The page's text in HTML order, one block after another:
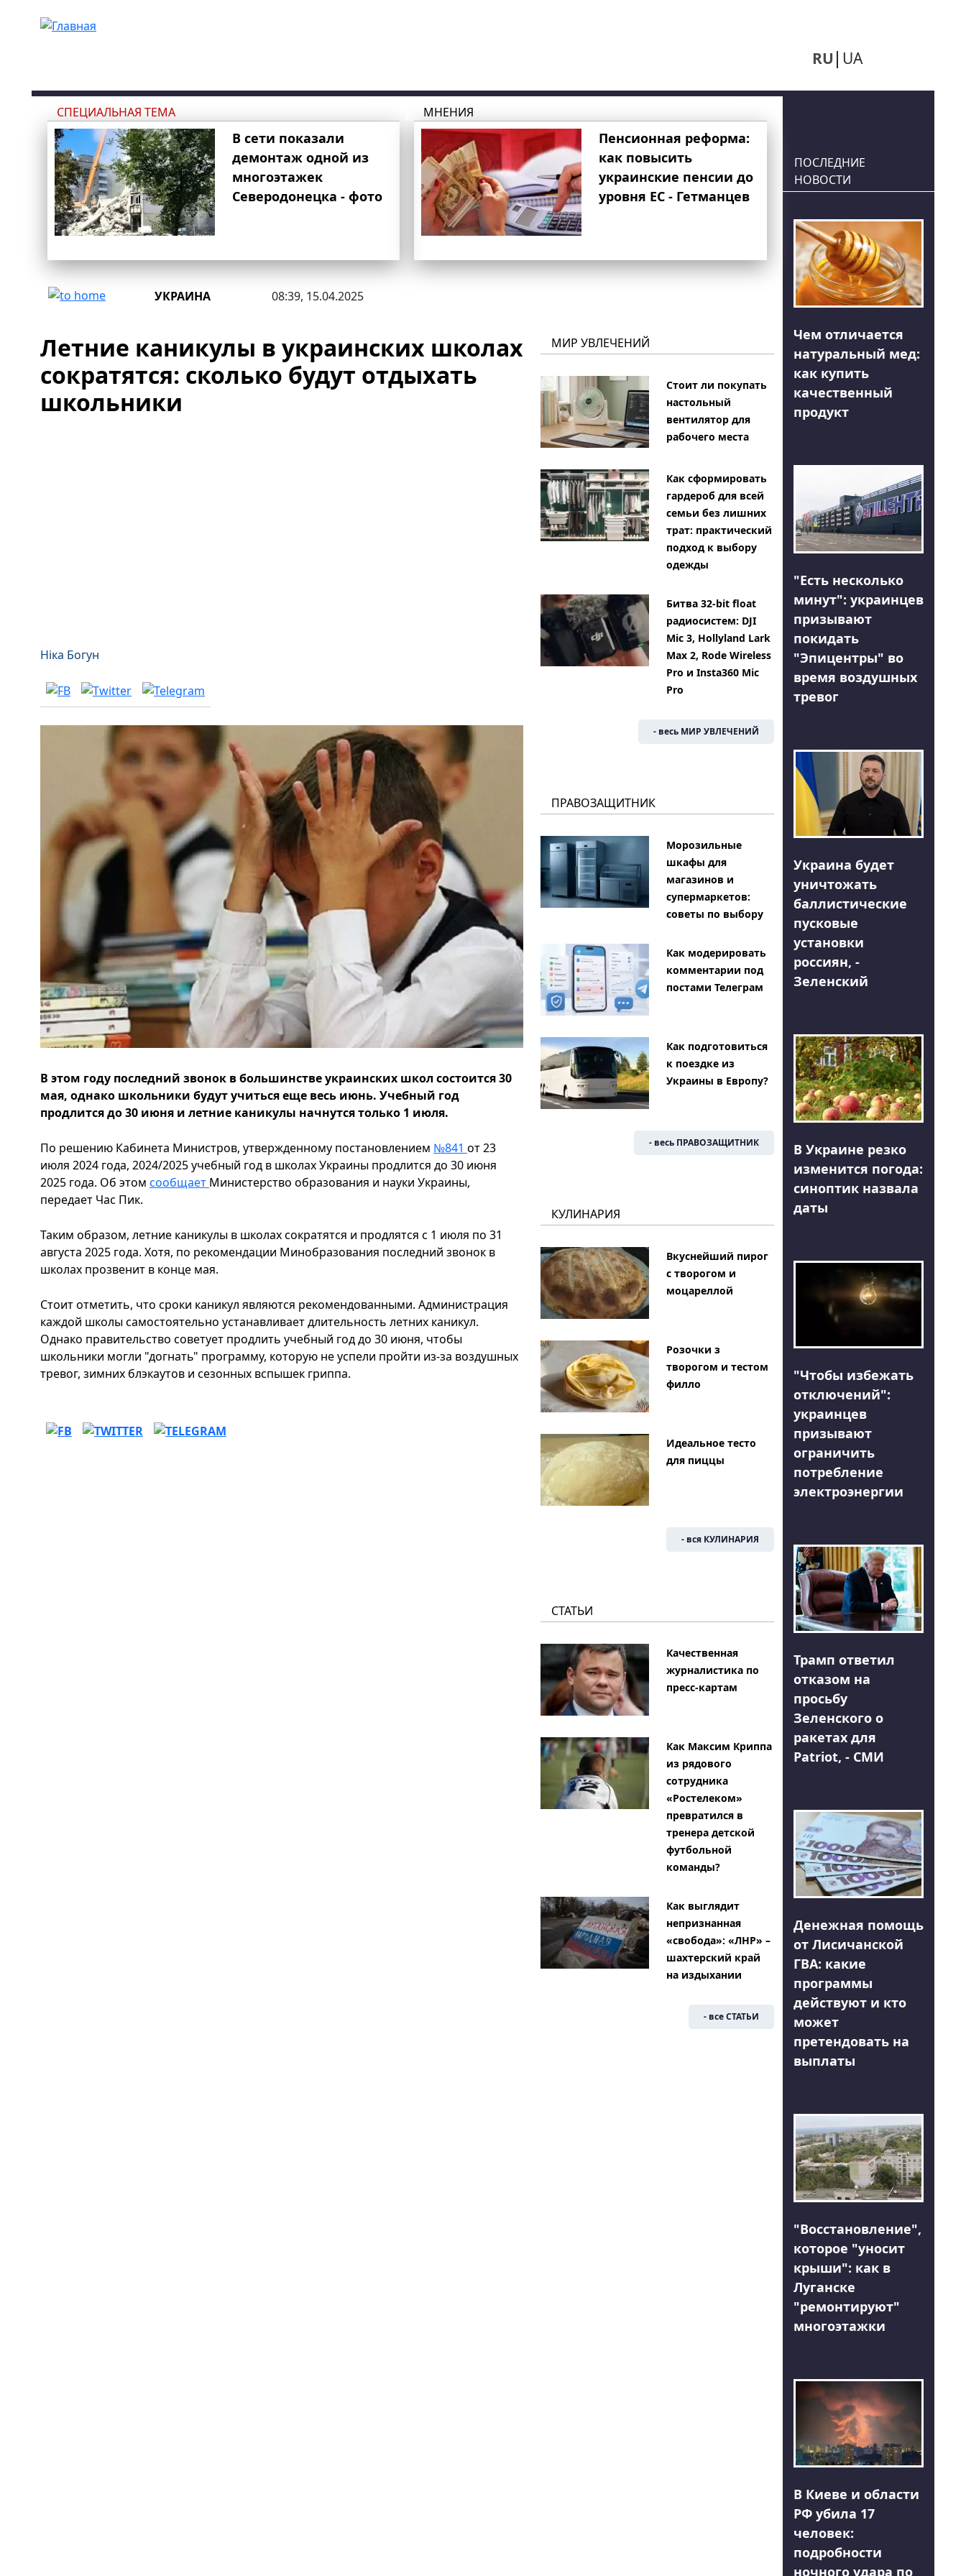
RU UA
СПЕЦИАЛЬНАЯ ТЕМА
В сети показали
демонтаж одной из
многоэтажек
Северодонецка - фото
МНЕНИЯ
Пенсионная реформа:
как повысить
украинские пенсии до
уровня ЕС - Гетманцев
УКРАИНА 08:39, 15.04.2025
Летние каникулы в украинских школах
сократятся: сколько будут отдыхать
школьники
Ніка Богун
В этом году последний звонок в большинстве украинских школ состоится 30
мая, однако школьники будут учиться еще весь июнь. Учебный год
продлится до 30 июня и летние каникулы начнутся только 1 июля.
По решению Кабинета Министров, утвержденному постановлением №841 от 23
июля 2024 года, 2024/2025 учебный год в школах Украины продлится до 30 июня
2025 года. Об этом сообщает Министерство образования и науки Украины,
передает Час Пик.
Таким образом, летние каникулы в школах сократятся и продлятся с 1 июля по 31
августа 2025 года. Хотя, по рекомендации Минобразования последний звонок в
школах прозвенит в конце мая.
Стоит отметить, что сроки каникул являются рекомендованными. Администрация
каждой школы самостоятельно устанавливает длительность летних каникул.
Однако правительство советует продлить учебный год до 30 июня, чтобы
школьники могли "догнать" программу, которую не успели пройти из-за воздушных
тревог, зимних блэкаутов и сезонных вспышек гриппа.
МИР УВЛЕЧЕНИЙ
Стоит ли покупать
настольный
вентилятор для
рабочего места
Как сформировать
гардероб для всей
семьи без лишних
трат: практический
подход к выбору
одежды
Битва 32-bit float
радиосистем: DJI
Mic 3, Hollyland Lark
Max 2, Rode Wireless
Pro и Insta360 Mic
Pro
- весь МИР УВЛЕЧЕНИЙ
ПРАВОЗАЩИТНИК
Морозильные
шкафы для
магазинов и
супермаркетов:
советы по выбору
Как модерировать
комментарии под
постами Телеграм
Как подготовиться
к поездке из
Украины в Европу?
- весь ПРАВОЗАЩИТНИК
КУЛИНАРИЯ
Вкуснейший пирог
с творогом и
моцареллой
Розочки з
творогом и тестом
филло
Идеальное тесто
для пиццы
- вся КУЛИНАРИЯ
СТАТЬИ
Качественная
журналистика по
пресс-картам
Как Максим Криппа
из рядового
сотрудника
«Ростелеком»
превратился в
тренера детской
футбольной
команды?
Как выглядит
непризнанная
«свобода»: «ЛНР» –
шахтерский край
на издыхании
- все СТАТЬИ
ПОСЛЕДНИЕ
НОВОСТИ
Чем отличается
натуральный мед:
как купить
качественный
продукт
"Есть несколько
минут": украинцев
призывают
покидать
"Эпицентры" во
время воздушных
тревог
Украина будет
уничтожать
баллистические
пусковые
установки
россиян, -
Зеленский
В Украине резко
изменится погода:
синоптик назвала
даты
"Чтобы избежать
отключений":
украинцев
призывают
ограничить
потребление
электроэнергии
Трамп ответил
отказом на
просьбу
Зеленского о
ракетах для
Patriot, - СМИ
Денежная помощь
от Лисичанской
ГВА: какие
программы
действуют и кто
может
претендовать на
выплаты
"Восстановление",
которое "уносит
крыши": как в
Луганске
"ремонтируют"
многоэтажки
В Киеве и области
РФ убила 17
человек:
подробности
ночного удара по